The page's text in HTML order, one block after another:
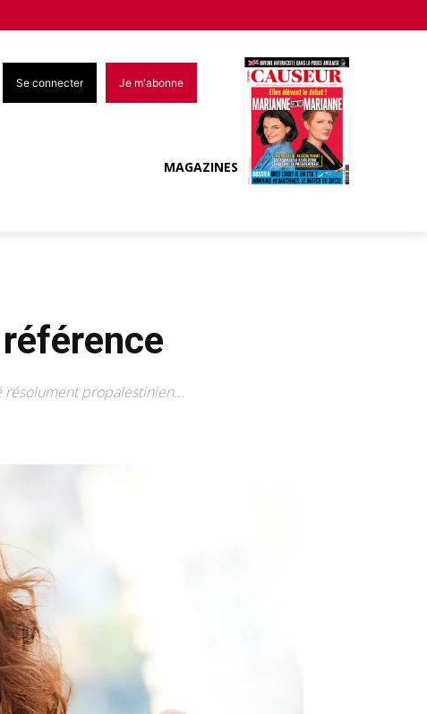
Se connecter Je m'abonne
MAGAZINES
résolument propalestinien...